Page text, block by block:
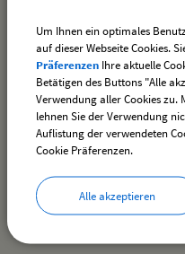
Termin:
18.06.2026 von 19:45bis 20:00
Kategorie:
Sitzungen
Ort:
im Sitzungsraum des
Downloads
Um Ihnen ein optimales
auf dieser Webseite Cookies.
Präferenzen Ihre aktuelle
Betätigen des Buttons "Alle
Verwendung aller Cookies zu.
lehnen Sie der Verwendung
Auflistung der verwendeten
Cookie Präferenzen.
Alle akzeptieren